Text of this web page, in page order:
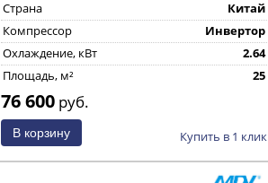
Страна
Китай
Компрессор
Инвертор
Охлаждение, кВт
2.64
Площадь, м²
25
76 600руб.
Купить в 1 клик